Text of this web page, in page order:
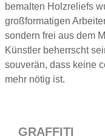
bemalten Holzreliefs
großformatigen
sondern frei aus dem
Künstler beherrscht
souverän, dass keine
mehr nötig ist.
GRAFFITI